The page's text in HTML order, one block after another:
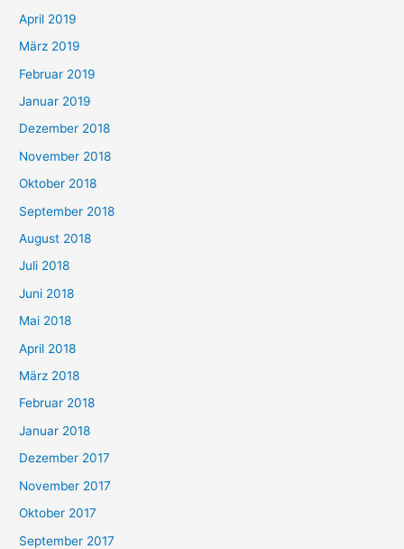
April 2019
März 2019
Februar 2019
Januar 2019
Dezember 2018
November 2018
Oktober 2018
September 2018
August 2018
Juli 2018
Juni 2018
Mai 2018
April 2018
März 2018
Februar 2018
Januar 2018
Dezember 2017
November 2017
Oktober 2017
September 2017